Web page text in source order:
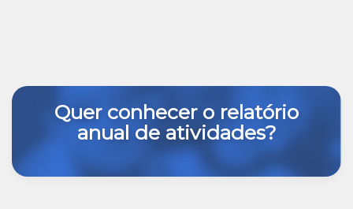
Quer conhecer o relatório
anual de atividades?